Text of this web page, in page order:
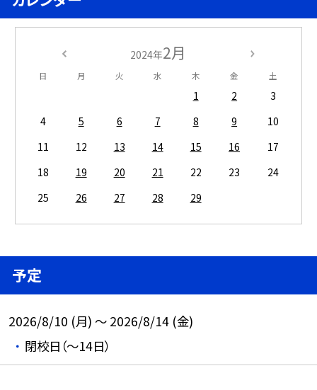
2024年2月
日 月 火 水 木 金 土
1 2
3
4
5 6 7 8 9
10
11
12 13 14 15 16
17
18
19 20 21 22 23
24
25
26 27 28 29
予定
2026/8/10 (月) ～ 2026/8/14 (金)
閉校日（～14日）